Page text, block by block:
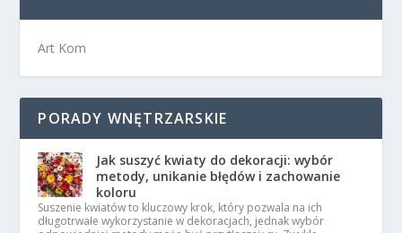
Art Kom
PORADY WNĘTRZARSKIE
Jak suszyć kwiaty do dekoracji: wybór
metody, unikanie błędów i zachowanie
koloru
Suszenie kwiatów to kluczowy krok, który pozwala na ich
długotrwałe wykorzystanie w dekoracjach, jednak wybór